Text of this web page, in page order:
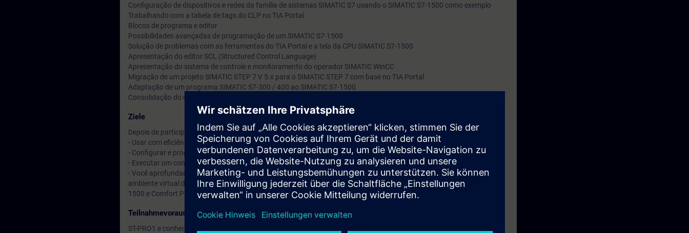
implementamos cursos selecionados como treinamentos on-line digitais
especialistas, que transmitem o conteúdo do curso descrito nos objetivos
de aprendizado de maneira prática e abrangente, utilizando nosso
ambiente virtual de exercícios para exercícios práticos. Em nossa sala de
aula virtual, nosso especialista também está disponível a qualquer
detalhadas e discussões técnicas.
Configuração de dispositivos e redes da família de sistemas SIMATIC S7 usando o SIMATIC S7-1500 como exemplo
Trabalhando com a tabela de tags do CLP no TIA Portal
Blocos de programa e editor
Possibilidades avançadas de programação de um SIMATIC S7-1500
Solução de problemas com as ferramentas do TIA Portal e a tela da CPU SIMATIC S7-1500
Apresentação do editor SCL (Structured Control Language)
Apresentação do sistema de controle e monitoramento do operador SIMATIC WinCC
Migração de um projeto SIMATIC STEP 7 V 5.x para o SIMATIC STEP 7 com base no TIA Portal
Adaptação de um programa SIMATIC S7-300 / 400 ao SIMATIC S7-1500
Consolidação do conteúdo por meio de exercícios orientados para a prática no ambiente virtual de exercícios.
Ziele
Depois de participar do curso, você poderá:
- Usar com eficiência a plataforma de engenharia "TIA Portal"
- Configurar e programar componentes do sistema de automação SIMATIC S7-1500 com o TIA Portal
- Executar um comissionamento de componentes TIA
- Você aprofundará seu conhecimento teórico por meio de vários exercícios orientados para a prática em nosso
ambiente virtual de exercícios em um modelo de planta TIA. Isso consiste em um sistema de automação SIMATIC S7-
1500 e Comfort Panel TP700.
Teilnahmevoraussetzung
ST-PRO1 e conhecimentos práticos adquiridos através deste treinamento.